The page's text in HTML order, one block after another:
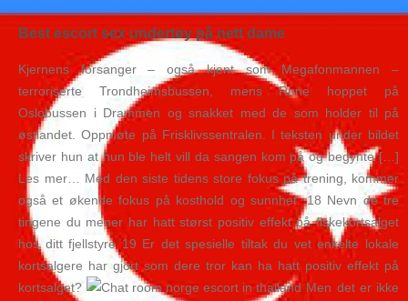
Best escort sex undertøy på nett dame
Kjernens forsanger – også kjent som Megafonmannen –
terroriserte Trondheimsbussen, mens Rune hoppet på
Oslobussen i Drammen og snakket med de som holder til på
østlandet. Oppmøte på Frisklivssentralen. I teksten under bildet
skriver hun at hun ble helt vill da sangen kom på og begynte […]
Les mer… Med den siste tidens store fokus på trening, kommer
også et økende fokus på kosthold og sunnhet. 18 Nevn de tre
tingene du mener har hatt størst positiv effekt på fiskekortsalget
hos ditt fjellstyre 19 Er det spesielle tiltak du vet enkelte lokale
kortsalgere har gjort som dere tror kan ha hatt positiv effekt på
kortsalget?
Men det er ikke